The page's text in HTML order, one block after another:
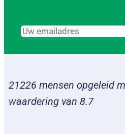
21226 mensen opgeleid
waardering van 8.7